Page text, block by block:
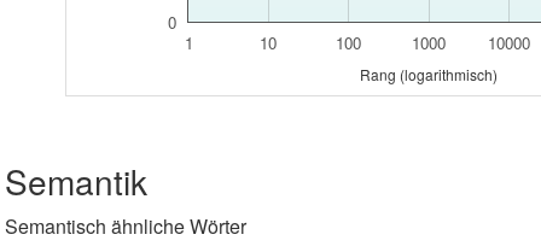
1 10 100 1000 10000
0
Rang (logarithmisch)
Semantik
Semantisch ähnliche Wörter